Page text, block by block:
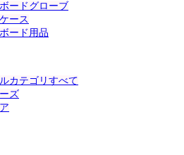
ードグローブ
ース
ード用品
カテゴリすべて
ズ